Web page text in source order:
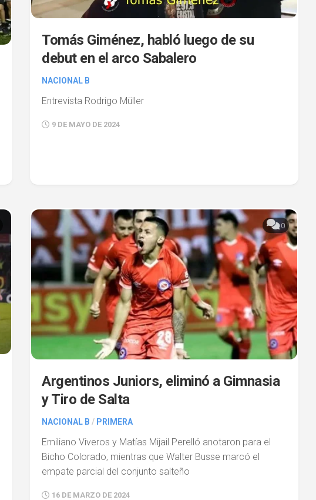
Tomás Giménez, habló luego de su
debut en el arco Sabalero
NACIONAL B
Entrevista Rodrigo Müller
9 DE MAYO DE 2024
0
Argentinos Juniors, eliminó a Gimnasia
y Tiro de Salta
NACIONAL B / PRIMERA
Emiliano Viveros y Matías Mijail Perelló anotaron para el
Bicho Colorado, mientras que Walter Busse marcó el
empate parcial del conjunto salteño
16 DE MARZO DE 2024